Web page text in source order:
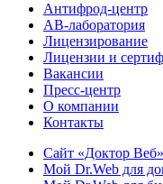
Антифрод-центр
АВ-лаборатория
Лицензирование
Лицензии и
Вакансии
Пресс-центр
О компании
Контакты
Сайт «Доктор Веб»
Мой Dr.Web для